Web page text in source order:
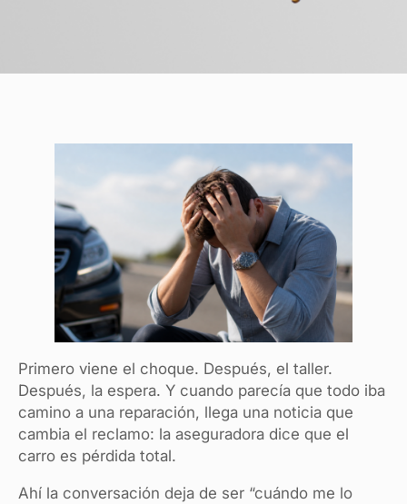
Primero viene el choque. Después, el taller.
Después, la espera. Y cuando parecía que todo iba
camino a una reparación, llega una noticia que
cambia el reclamo: la aseguradora dice que el
carro es pérdida total.
Ahí la conversación deja de ser “cuándo me lo